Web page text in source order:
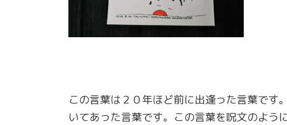
この言葉は２０年ほど前に出逢った言葉です
いてあった言葉です。この言葉を呪文のよう